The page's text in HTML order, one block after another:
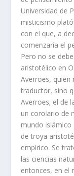
Universidad de
misticismo
con el que, a
comenzaría el
Pero no se
aristotélico en
Averroes,
traductor, sino
Averroes; el de
un corolario de
mundo islámico
de troya
empírico. Se
las ciencias
entonces, en el